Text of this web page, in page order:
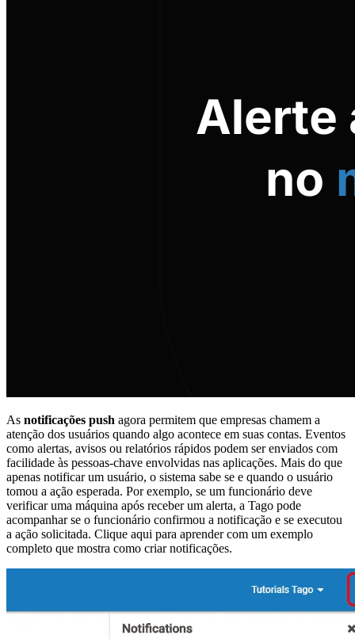
As notificações push agora permitem que empresas chamem a
atenção dos usuários quando algo acontece em suas contas. Eventos
como alertas, avisos ou relatórios rápidos podem ser enviados com
facilidade às pessoas-chave envolvidas nas aplicações. Mais do que
apenas notificar um usuário, o sistema sabe se e quando o usuário
tomou a ação esperada. Por exemplo, se um funcionário deve
verificar uma máquina após receber um alerta, a Tago pode
acompanhar se o funcionário confirmou a notificação e se executou
a ação solicitada. Clique aqui para aprender com um exemplo
completo que mostra como criar notificações.